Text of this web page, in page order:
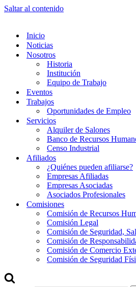
Saltar al contenido
Inicio
Noticias
Nosotros
Historia
Institución
Equipo de Trabajo
Eventos
Trabajos
Oportunidades de Empleo
Servicios
Alquiler de Salones
Banco de Recursos
Censo Industrial
Afiliados
¿Quiénes pueden afiliarse?
Empresas Afiliadas
Empresas Asociadas
Asociados Profesionales
Comisiones
Comisión de Recursos
Comisión Legal
Comisión de Seguridad,
Comisión de
Comisión de Comercio
Comisión de Seguridad